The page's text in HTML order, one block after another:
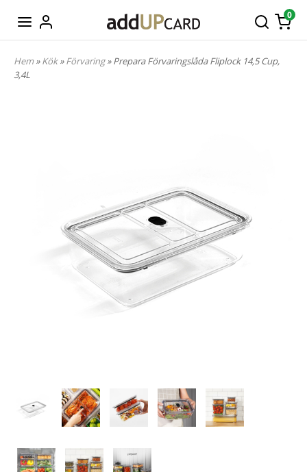
0
Hem»Kök»Förvaring» Prepara Förvaringslåda Fliplock 14,5 Cup,
3,4L